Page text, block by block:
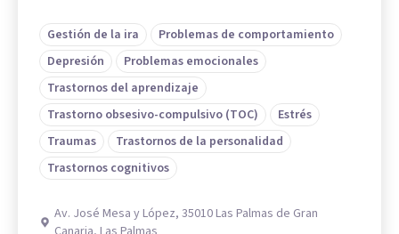
Gestión de la ira
Problemas de comportamiento
Depresión
Problemas emocionales
Trastornos del aprendizaje
Trastorno obsesivo-compulsivo (TOC)
Estrés
Traumas
Trastornos de la personalidad
Trastornos cognitivos
Av. José Mesa y López, 35010 Las Palmas de Gran